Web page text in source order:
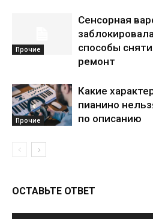
Прочие
Сенсорная
способы
ремонт
Прочие
Какие
пианино
по описанию
ОСТАВЬТЕ ОТВЕТ